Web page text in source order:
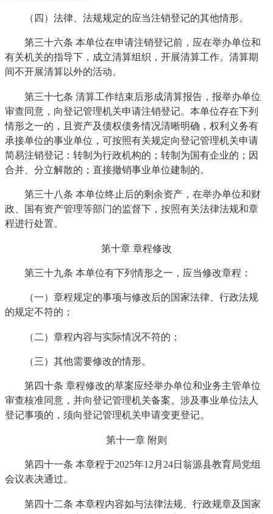
（四）法律、法规规定的应当注销登记的其他情形。
第三十六条 本单位在申请注销登记前，应在举办单位和
有关机关的指导下，成立清算组织，开展清算工作。清算期
间不开展清算以外的活动。
第三十七条 清算工作结束后形成清算报告，报举办单位
审查同意，向登记管理机关申请注销登记。本单位存在下列
情形之一的，且资产及债权债务情况清晰明确，权利义务有
承接单位的事业单位，可按照有关规定向登记管理机关申请
简易注销登记：转制为行政机构的；转制为国有企业的；因
合并、分立解散的；直接撤销事业单位建制的。
第三十八条 本单位终止后的剩余资产，在举办单位和财
政、国有资产管理等部门的监督下，按照有关法律法规和章
程进行处置。
第十章 章程修改
第三十九条 本单位有下列情形之一，应当修改章程：
（一）章程规定的事项与修改后的国家法律、行政法规
的规定不符的；
（二）章程内容与实际情况不符的；
（三）其他需要修改的情形。
第四十条 章程修改的草案应经举办单位和业务主管单位
审查核准同意，并向登记管理机关备案。涉及事业单位法人
登记事项的，须向登记管理机关申请变更登记。
第十一章 附则
第四十一条 本章程于2025年12月24日翁源县教育局党组
会议表决通过。
第四十二条 本章程内容如与法律法规、行政规章及国家